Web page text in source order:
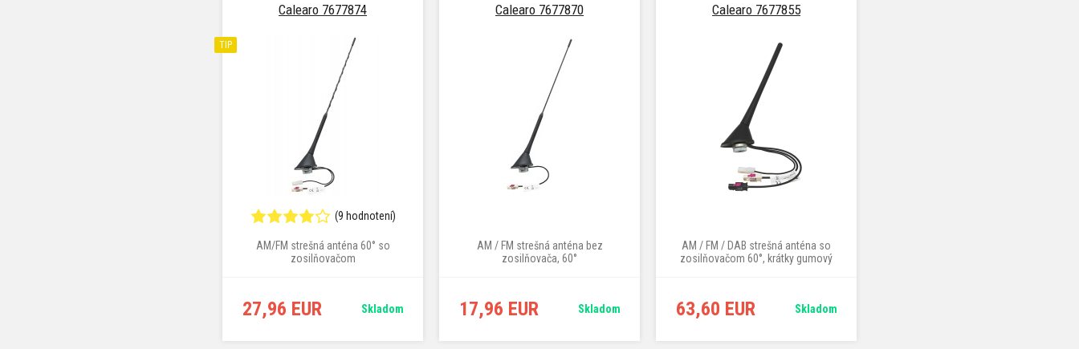
Calearo 7677874
TIP
(9 hodnotení)
AM/FM strešná anténa 60° so
zosilňovačom
27,96 EUR Skladom
Calearo 7677870
AM / FM strešná anténa bez
zosilňovača, 60°
17,96 EUR Skladom
Calearo 7677855
AM / FM / DAB strešná anténa so
zosilňovačom 60°, krátky gumový
63,60 EUR Skladom